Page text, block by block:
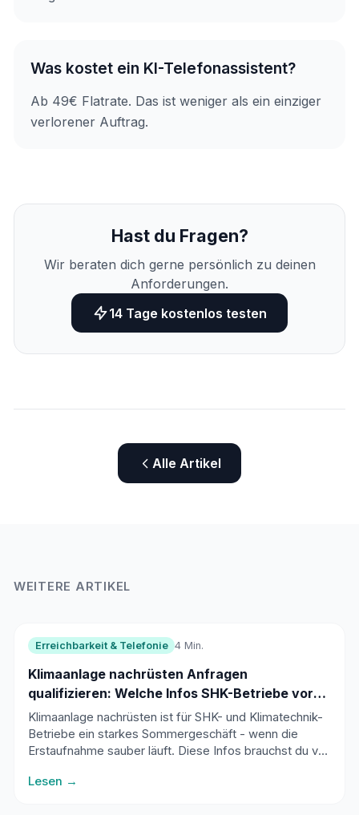
Was kostet ein KI-Telefonassistent?
Ab 49€ Flatrate. Das ist weniger als ein einziger
verlorener Auftrag.
Hast du Fragen?
Wir beraten dich gerne persönlich zu deinen
Anforderungen.
14 Tage kostenlos testen
Alle Artikel
WEITERE ARTIKEL
Erreichbarkeit & Telefonie 4 Min.
Klimaanlage nachrüsten Anfragen
qualifizieren: Welche Infos SHK-Betriebe vor
der Besichtigung brauchen
Klimaanlage nachrüsten ist für SHK- und Klimatechnik-
Betriebe ein starkes Sommergeschäft - wenn die
Erstaufnahme sauber läuft. Diese Infos brauchst du vor
erkennen.
Lesen →